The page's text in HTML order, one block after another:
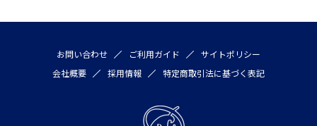
お問い合わせ ご利用ガイド
サイトポリシー
会社概要
採用情報 特定商取引法に基づく表記